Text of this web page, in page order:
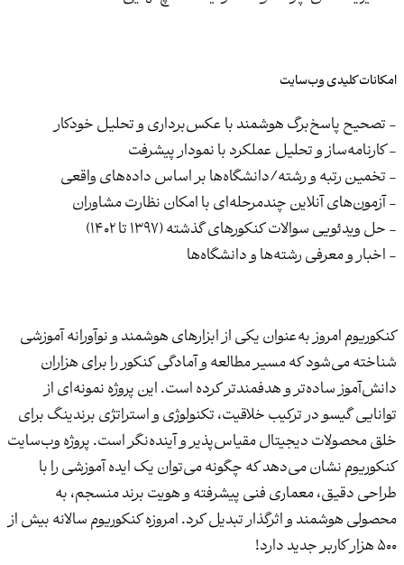
امکانات کلیدی وب‌سایت
- تصحیح پاسخ‌برگ هوشمند با عکس‌برداری و تحلیل خودکار
- کارنامه‌ساز و تحلیل عملکرد با نمودار پیشرفت
- تخمین رتبه و رشته/دانشگاه‌ها بر اساس داده‌های واقعی
- آزمون‌های آنلاین چندمرحله‌ای با امکان نظارت مشاوران
- حل ویدئویی سوالات کنکورهای گذشته (۱۳۹۷ تا ۱۴۰۲)
- اخبار و معرفی رشته‌ها و دانشگاه‌ها
کنکوریوم امروز به‌عنوان یکی از ابزارهای هوشمند و نوآورانه آموزشی
شناخته می‌شود که مسیر مطالعه و آمادگی کنکور را برای هزاران
دانش‌آموز ساده‌تر و هدفمندتر کرده است. این پروژه نمونه‌ای از
توانایی گیسو در ترکیب خلاقیت، تکنولوژی و استراتژی برندینگ برای
خلق محصولات دیجیتال مقیاس‌پذیر و آینده‌نگر است. پروژه وب‌سایت
کنکوریوم نشان می‌دهد که چگونه می‌توان یک ایده آموزشی را با
طراحی دقیق، معماری فنی پیشرفته و هویت برند منسجم، به
محصولی هوشمند و اثرگذار تبدیل کرد. امروزه کنکوریوم سالانه بیش از
500 هزار کاربر جدید دارد!